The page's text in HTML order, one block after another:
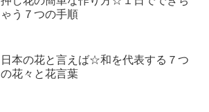
ゃう７つの手順
日本の花と言えば☆和を代表する７つ
の花々と花言葉